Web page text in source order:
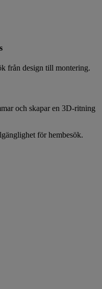
från design till montering.
och skapar en 3D-ritning
för hembesök.